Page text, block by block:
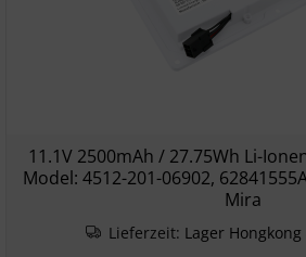
11.1V 2500mAh / 27.75Wh Li-
Model: 4512-201-06902,
Mira
Lieferzeit: Lager